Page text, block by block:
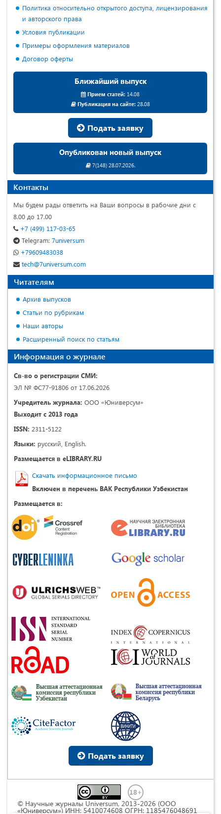
Политика относительно открытого доступа, лицензирования
и авторского права
Условия публикации
Примеры оформления материалов
Договор оферты
Ближайший выпуск
Прием статей: 14.08
Публикация на сайте:28.08
Подать заявку
Опубликован новый выпуск
7(148) 28.07.2026.
Контакты
Мы будем рады ответить на Ваши вопросы в рабочие дни с
8.00 до 17.00
+7 (499) 117-03-65
Telegram: 7universum
+79609483038
tech@7universum.com
Читателям
Архив выпусков
Статьи по рубрикам
Наши авторы
Расширенный поиск по статьям
Информация о журнале
Св-во о регистрации СМИ:
ЭЛ № ФС77-91806 от 17.06.2026
Учредитель журнала: ООО «Юниверсум»
Выходит с 2013 года
ISSN: 2311-5122
Языки: русский, English.
Размещается в eLIBRARY.RU
Скачать информационное письмо
Включен в перечень ВАК Республики Узбекистан
Размещается в:
Подать заявку
© Научные журналы Universum, 2013-2026 (ООО
«Юниверсум») ИНН: 5410074608 ОГРН: 1185476048691